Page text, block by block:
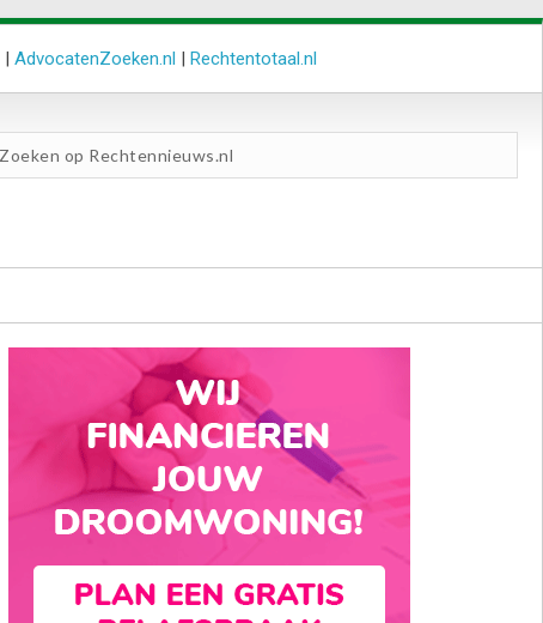
| AdvocatenZoeken.nl | Rechtentotaal.nl